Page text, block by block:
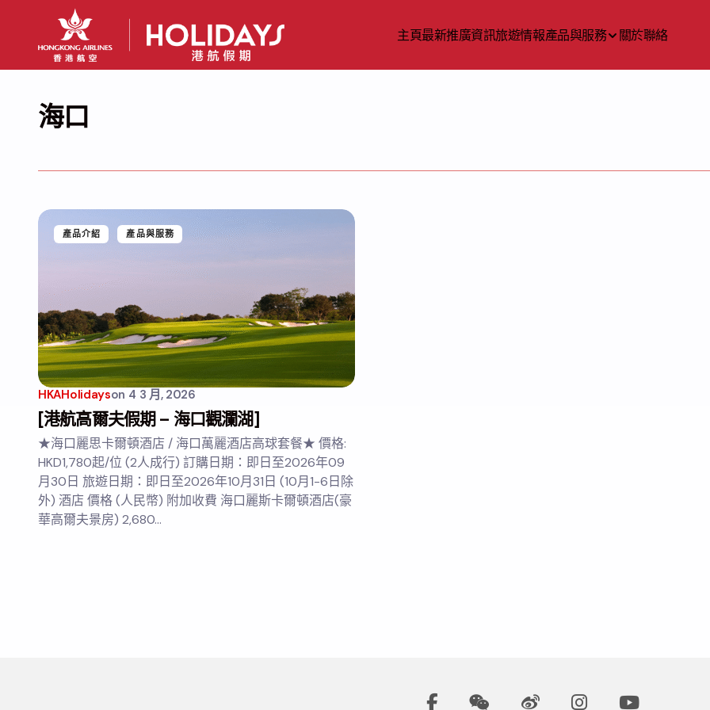
主頁最新推廣資訊旅遊情報產品與服務 關於聯絡
海口
產品介紹 產品與服務
HKAHolidayson 4 3 月, 2026
[港航高爾夫假期 – 海口觀瀾湖]
★海口麗思卡爾頓酒店 / 海口萬麗酒店高球套餐★ 價格:
HKD1,780起/位 (2人成行) 訂購日期：即日至2026年09
月30日 旅遊日期：即日至2026年10月31日 (10月1-6日除
外) 酒店 價格 (人民幣) 附加收費 海口麗斯卡爾頓酒店(豪
華高爾夫景房) 2,680…